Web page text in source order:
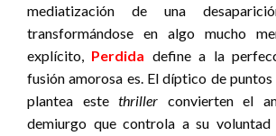
mediatización de una
transformándose en algo mucho
explícito, Perdida define a la
fusión amorosa es. El díptico de puntos
plantea este thriller convierten el
demiurgo que controla a su